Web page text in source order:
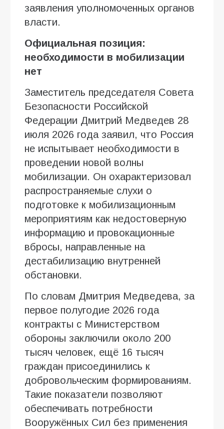
заявления уполномоченных органов
власти.
Официальная позиция:
необходимости в мобилизации
нет
Заместитель председателя Совета
Безопасности Российской
Федерации Дмитрий Медведев 28
июля 2026 года заявил, что Россия
не испытывает необходимости в
проведении новой волны
мобилизации. Он охарактеризовал
распространяемые слухи о
подготовке к мобилизационным
мероприятиям как недостоверную
информацию и провокационные
вбросы, направленные на
дестабилизацию внутренней
обстановки.
По словам Дмитрия Медведева, за
первое полугодие 2026 года
контракты с Министерством
обороны заключили около 200
тысяч человек, ещё 16 тысяч
граждан присоединились к
добровольческим формированиям.
Такие показатели позволяют
обеспечивать потребности
Вооружённых Сил без применения